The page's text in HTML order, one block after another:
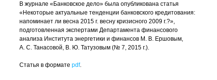
В журнале «Банковское дело» была опубликована статья
«Некоторые актуальные тенденции банковского кредитования:
напоминает ли весна 2015 г. весну кризисного 2009 г.?»,
подготовленная экспертами Департамента финансового
анализа Института энергетики и финансов М. В. Ершовым,
А. С. Танасовой, В. Ю. Татузовым (№ 7, 2015 г.).
Статья в формате pdf.